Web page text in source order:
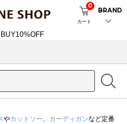
カート
0
BRAND
やカットソー カーディガンなど定番